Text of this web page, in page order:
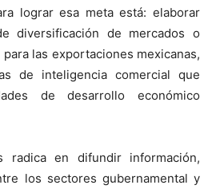
lograr esa meta está: elaborar
diversificación de mercados o
las exportaciones mexicanas,
de inteligencia comercial que
de desarrollo económico
radica en difundir información,
los sectores gubernamental y